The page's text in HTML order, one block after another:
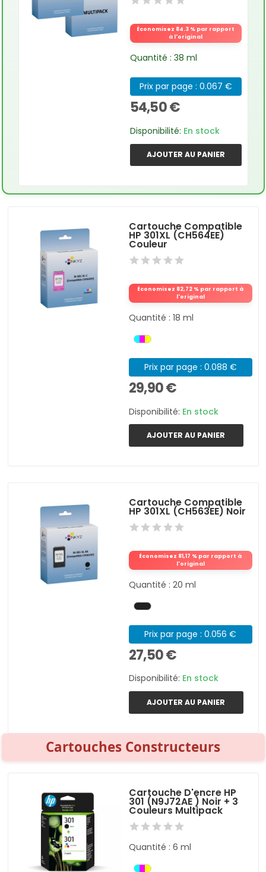
Économisez 84.3 % par rapport
à l'original
Quantité : 38 ml
Prix par page : 0.067 €
54,50 €
Disponibilité: En stock
AJOUTER AU PANIER
Cartouche Compatible
HP 301XL (CH564EE)
Couleur
Économisez 82,72 % par rapport à
l'original
Quantité : 18 ml
Prix par page : 0.088 €
29,90 €
Disponibilité: En stock
AJOUTER AU PANIER
Cartouche Compatible
HP 301XL (CH563EE) Noir
Économisez 81,17 % par rapport à
l'original
Quantité : 20 ml
Prix par page : 0.056 €
27,50 €
Disponibilité: En stock
AJOUTER AU PANIER
Cartouches Constructeurs
Cartouche D'encre HP
301 (N9J72AE ) Noir + 3
Couleurs Multipack
Quantité : 6 ml